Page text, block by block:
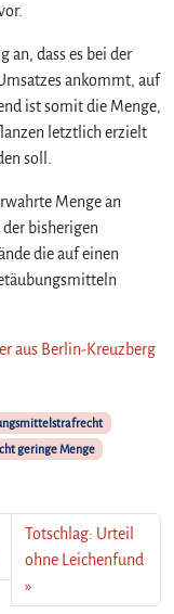
an, dass es bei der
ankommt, auf
ist somit die Menge,
letztlich erzielt
soll.
Menge an
bisherigen
die auf einen
aus Berlin-Kreuzberg
geringe Menge
Totschlag: Urteil
ohne Leichenfund